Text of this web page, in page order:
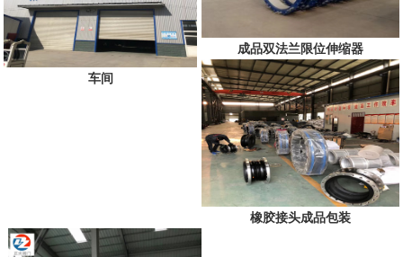
车间
成品双法兰限位伸缩器
橡胶接头成品包装